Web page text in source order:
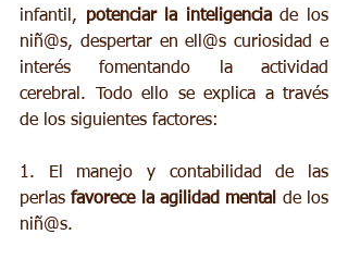
infantil, potenciar la inteligencia de los
niñ@s, despertar en ell@s curiosidad e
interés fomentando la actividad
cerebral. Todo ello se explica a través
de los siguientes factores:
1. El manejo y contabilidad de las
perlas favorece la agilidad mental
de los
niñ@s.